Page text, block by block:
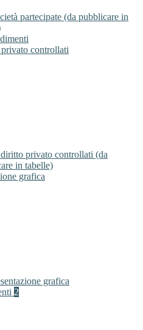
partecipate (da pubblicare in
controllati
privato controllati (da
in tabelle)
grafica
grafica
2